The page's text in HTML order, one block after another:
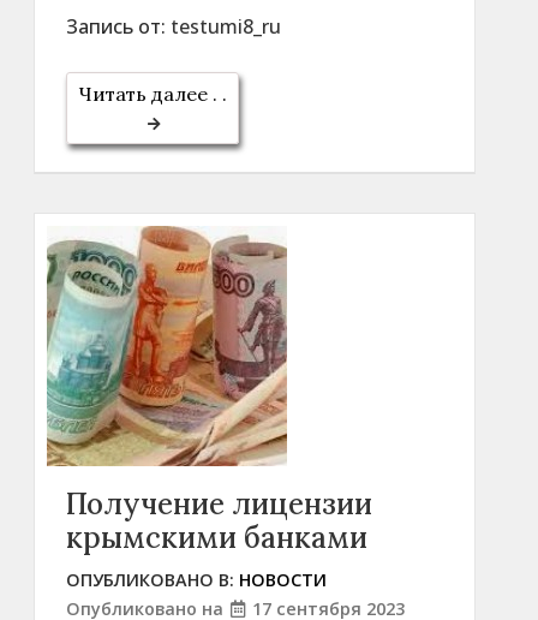
Запись от: testumi8_ru
Читать далее . .
Получение лицензии
крымскими банками
ОПУБЛИКОВАНО В: НОВОСТИ
Опубликовано на
17 сентября 2023